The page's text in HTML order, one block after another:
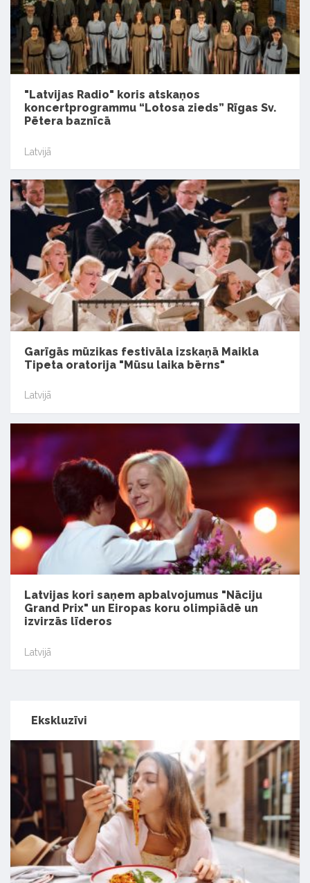
"Latvijas Radio" koris atskaņos
koncertprogrammu “Lotosa zieds” Rīgas Sv.
Pētera baznīcā
Latvijā
Garīgās mūzikas festivāla izskaņā Maikla
Tipeta oratorija "Mūsu laika bērns"
Latvijā
Latvijas kori saņem apbalvojumus "Nāciju
Grand Prix" un Eiropas koru olimpiādē un
izvirzās līderos
Latvijā
Ekskluzīvi